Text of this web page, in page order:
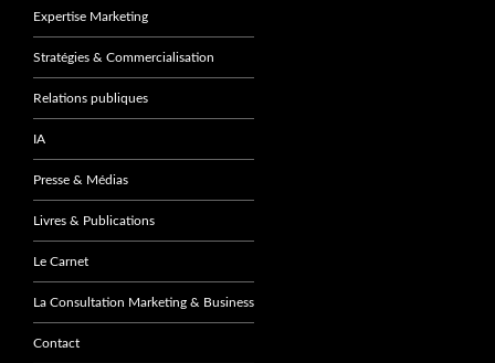
Expertise Marketing
Stratégies & Commercialisation
Relations publiques
IA
Presse & Médias
Livres & Publications
Le Carnet
La Consultation Marketing & Business
Contact